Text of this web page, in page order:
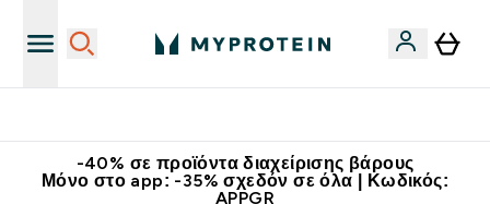
-40% σε προϊόντα διαχείρισης βάρους
Μόνο στο app: -35% σχεδόν σε όλα | Κωδικός:
APPGR